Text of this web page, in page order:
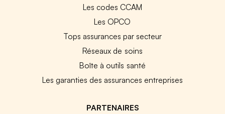
Les codes CCAM
Les OPCO
Tops assurances par secteur
Réseaux de soins
Boîte à outils santé
Les garanties des assurances entreprises
PARTENAIRES